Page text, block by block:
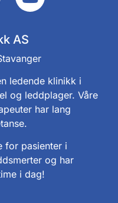
AS
ledende klinikk i
og leddplager. Våre
har lang
for pasienter i
og har
i dag!